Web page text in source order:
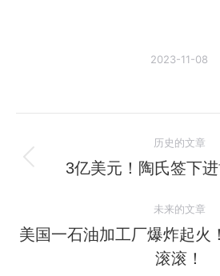
2023-11-08
章
航
历史的文章
历
的
文
章：
3亿美元！陶氏签下进
未来的文章
未
来
美国一石油加工厂爆炸起火
滚滚！